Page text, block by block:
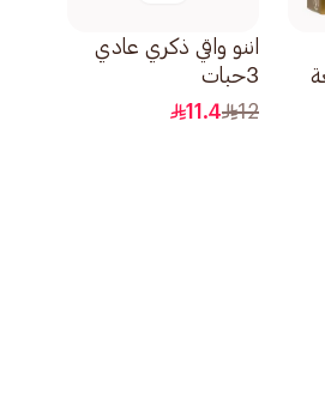
اننو واقي ذكري عادي
3حبات
12
11.4